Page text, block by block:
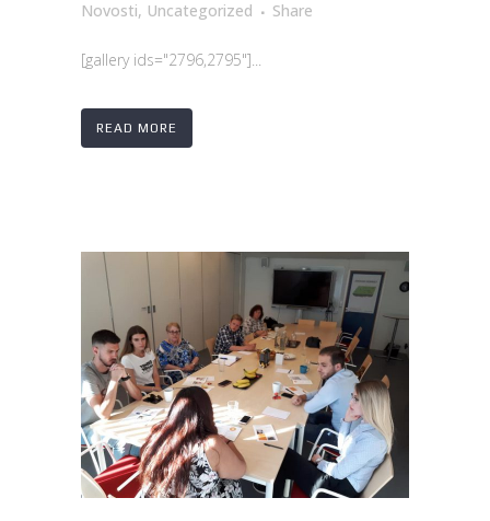
Novosti, Uncategorized Share
[gallery ids="2796,2795"]...
READ MORE